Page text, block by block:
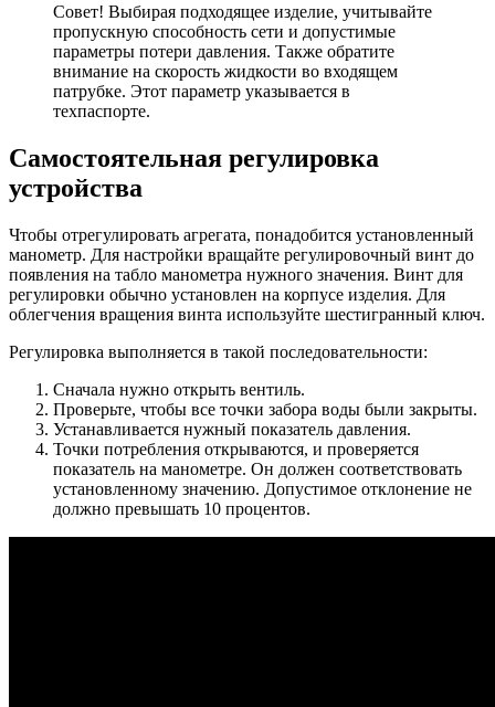
Совет! Выбирая подходящее изделие, учитывайте
пропускную способность сети и допустимые
параметры потери давления. Также обратите
внимание на скорость жидкости во входящем
патрубке. Этот параметр указывается в
техпаспорте.
Самостоятельная регулировка
устройства
Чтобы отрегулировать агрегата, понадобится установленный
манометр. Для настройки вращайте регулировочный винт до
появления на табло манометра нужного значения. Винт для
регулировки обычно установлен на корпусе изделия. Для
облегчения вращения винта используйте шестигранный ключ.
Регулировка выполняется в такой последовательности:
Сначала нужно открыть вентиль.
Проверьте, чтобы все точки забора воды были закрыты.
Устанавливается нужный показатель давления.
Точки потребления открываются, и проверяется
показатель на манометре. Он должен соответствовать
установленному значению. Допустимое отклонение не
должно превышать 10 процентов.